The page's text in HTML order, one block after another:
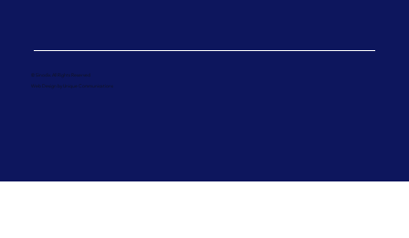
© Sinoclix. All Rights Reserved
Web Design by Unique Communications